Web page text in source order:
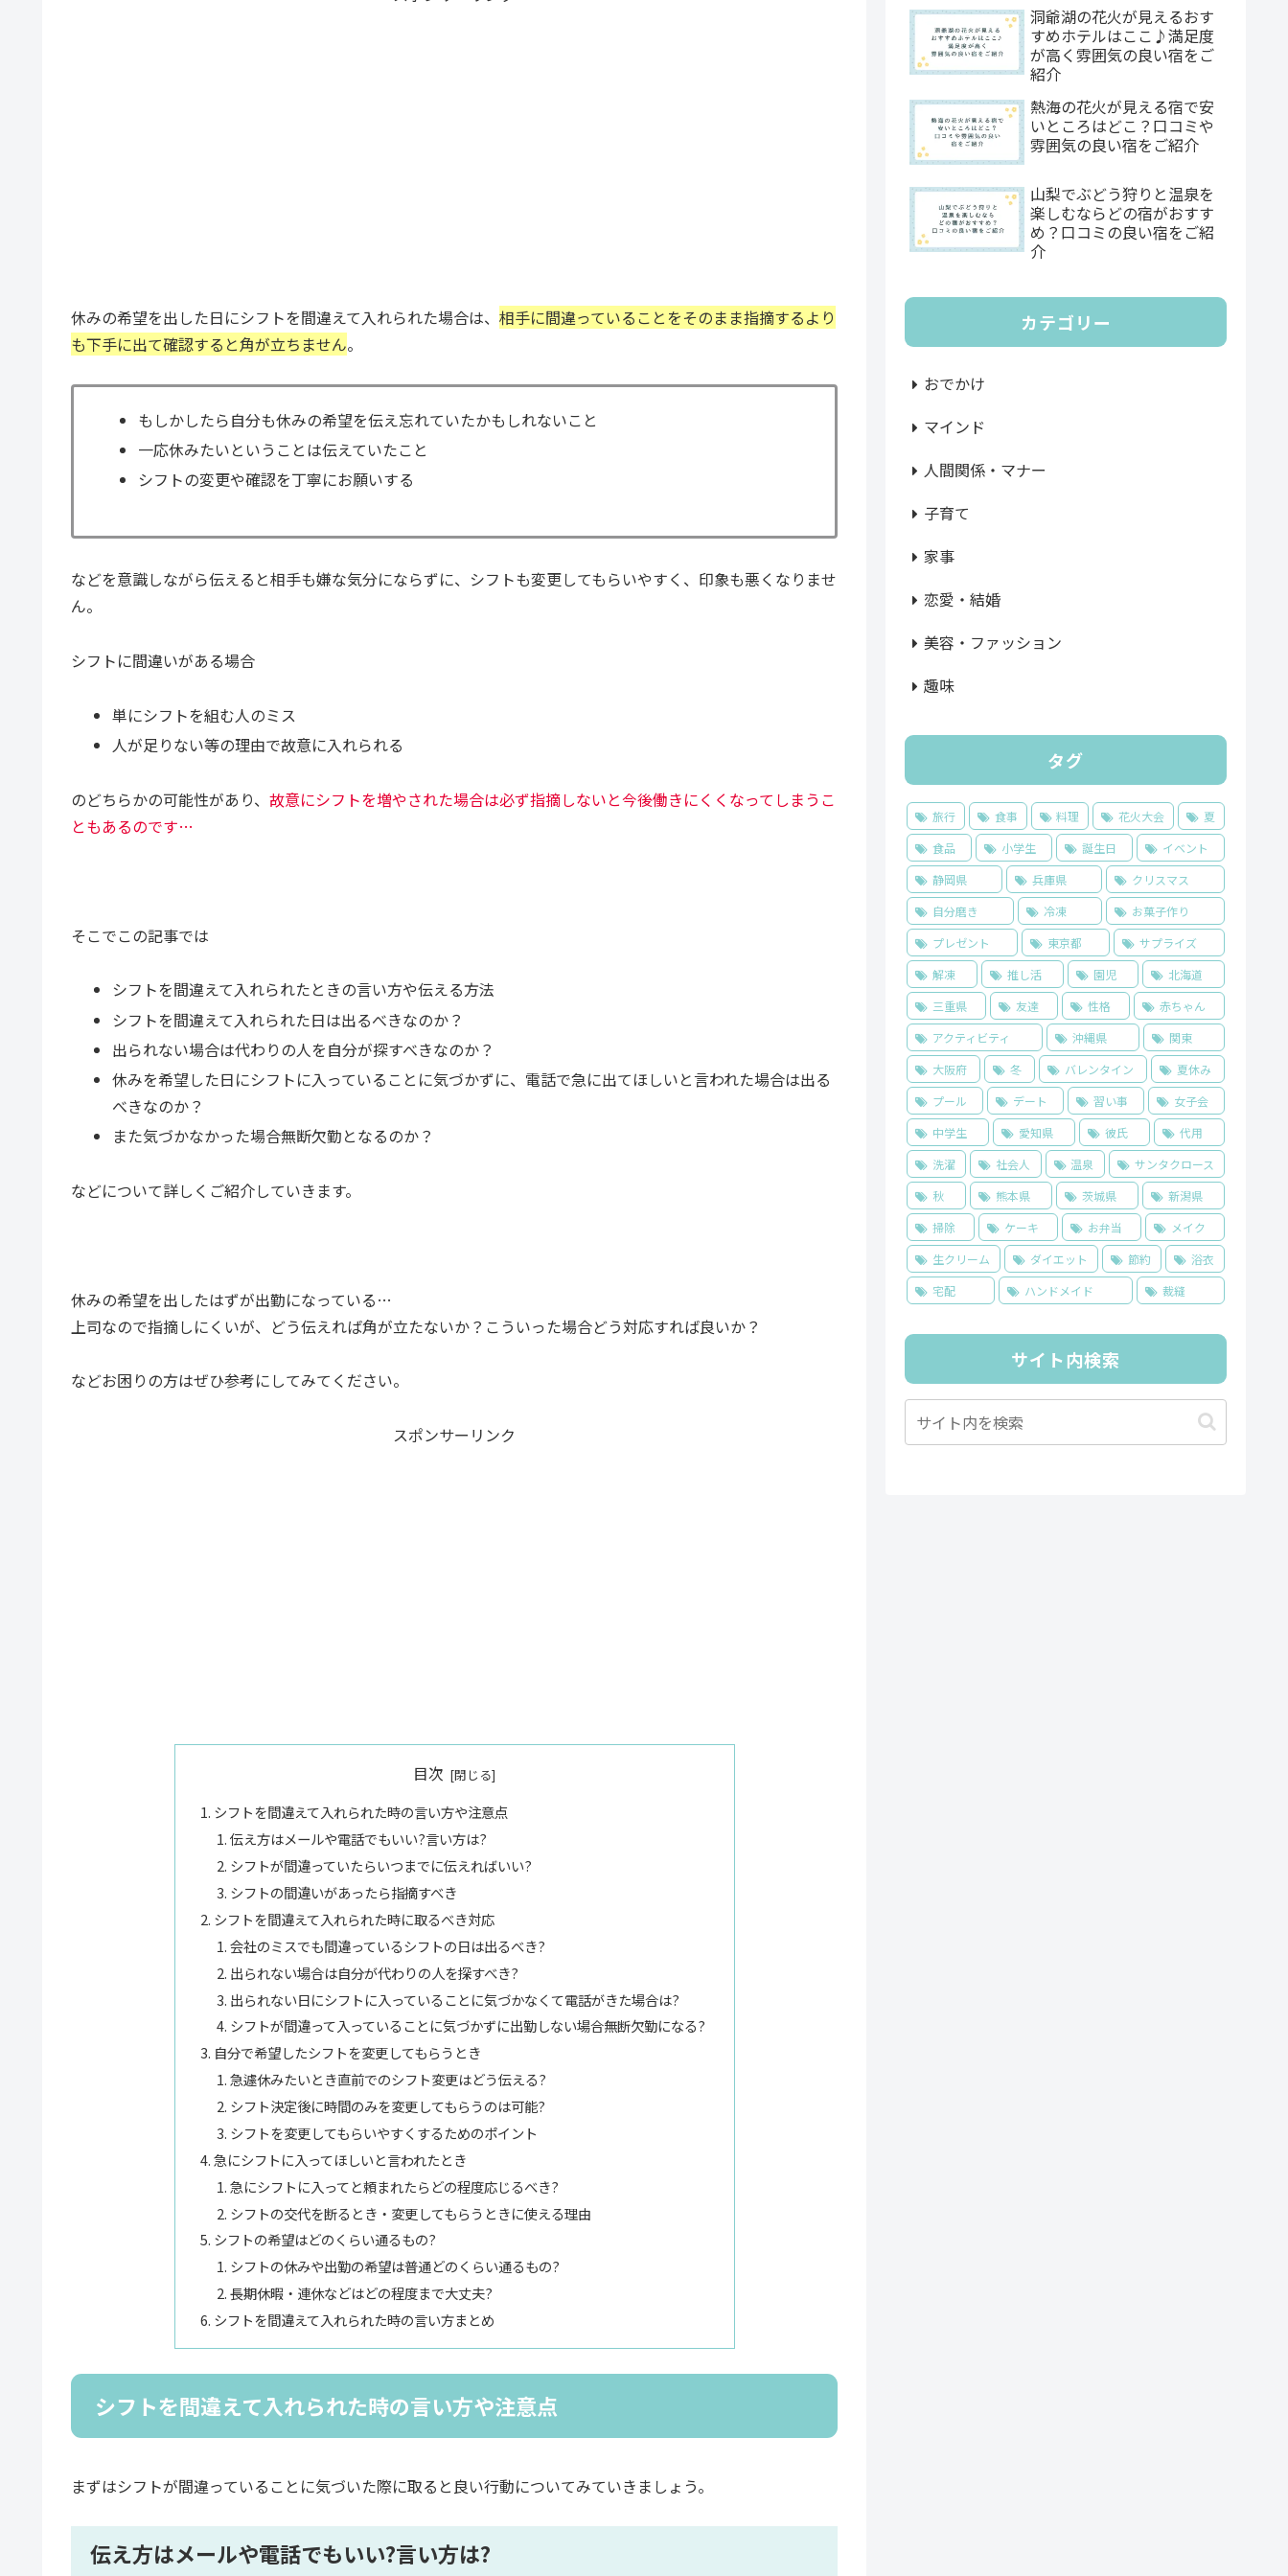
休みの希望を出した日にシフトを間違えて入れられた場合は、 相手に間違っていることをそのまま指摘するより
も下手に出て確認すると角が立ちません。
もしかしたら自分も休みの希望を伝え忘れていたかもしれないこと
一応休みたいということは伝えていたこと
シフトの変更や確認を丁寧にお願いする
などを意識しながら伝えると相手も嫌な気分にならずに、シフトも変更してもらいやすく、印象も悪くなりませ
ん。
シフトに間違いがある場合
単にシフトを組む人のミス
人が足りない等の理由で故意に入れられる
のどちらかの可能性があり、 故意にシフトを増やされた場合は必ず指摘しないと今後働きにくくなってしまうこ
ともあるのです…
そこでこの記事では
シフトを間違えて入れられたときの言い方や伝える方法
シフトを間違えて入れられた日は出るべきなのか？
出られない場合は代わりの人を自分が探すべきなのか？
休みを希望した日にシフトに入っていることに気づかずに、電話で急に出てほしいと言われた場合は出る
べきなのか？
また気づかなかった場合無断欠勤となるのか？
などについて詳しくご紹介していきます。
休みの希望を出したはずが出勤になっている…
上司なので指摘しにくいが、どう伝えれば角が立たないか？こういった場合どう対応すれば良いか？
などお困りの方はぜひ参考にしてみてください。
スポンサーリンク
目次
シフトを間違えて入れられた時の言い方や注意点
伝え方はメールや電話でもいい?言い方は?
シフトが間違っていたらいつまでに伝えればいい?
シフトの間違いがあったら指摘すべき
シフトを間違えて入れられた時に取るべき対応
会社のミスでも間違っているシフトの日は出るべき?
出られない場合は自分が代わりの人を探すべき?
出られない日にシフトに入っていることに気づかなくて電話がきた場合は?
シフトが間違って入っていることに気づかずに出勤しない場合無断欠勤になる?
自分で希望したシフトを変更してもらうとき
急遽休みたいとき直前でのシフト変更はどう伝える?
シフト決定後に時間のみを変更してもらうのは可能?
シフトを変更してもらいやすくするためのポイント
急にシフトに入ってほしいと言われたとき
急にシフトに入ってと頼まれたらどの程度応じるべき?
シフトの交代を断るとき・変更してもらうときに使える理由
シフトの希望はどのくらい通るもの?
シフトの休みや出勤の希望は普通どのくらい通るもの?
長期休暇・連休などはどの程度まで大丈夫?
シフトを間違えて入れられた時の言い方まとめ
シフトを間違えて入れられた時の言い方や注意点
まずはシフトが間違っていることに気づいた際に取ると良い行動についてみていきましょう。
伝え方はメールや電話でもいい?言い方は?
洞爺湖の花火が見えるおす
すめホテルはここ♪満足度
が高く雰囲気の良い宿をご
紹介
熱海の花火が見える宿で安
いところはどこ？口コミや
雰囲気の良い宿をご紹介
山梨でぶどう狩りと温泉を
楽しむならどの宿がおすす
め？口コミの良い宿をご紹
介
カテゴリー
おでかけ
マインド
人間関係・マナー
子育て
家事
恋愛・結婚
美容・ファッション
趣味
タグ
旅行 食事 料理 花火大会
夏
食品
小学生 誕生日
イベント
静岡県
兵庫県
クリスマス
自分磨き
冷凍
お菓子作り
プレゼント
東京都
サプライズ
解凍
推し活 園児
北海道
三重県
友達 性格
赤ちゃん
アクティビティ
沖縄県
関東
大阪府
冬 バレンタイン
夏休み
プール
デート 習い事
女子会
中学生
愛知県 彼氏
代用
洗濯
社会人 温泉
サンタクロース
秋
熊本県 茨城県
新潟県
掃除
ケーキ お弁当
メイク
生クリーム
ダイエット 節約
浴衣
宅配
ハンドメイド 裁縫
サイト内検索